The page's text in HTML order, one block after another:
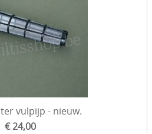
vulpijp - nieuw.
€ 24,00